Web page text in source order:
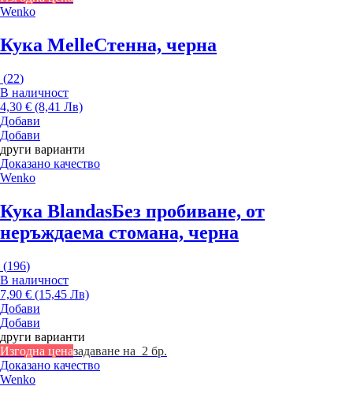
Wenko
Кука MelleСтенна, черна
(22)
В наличност
4,30 € (8,41 Лв)
Добави
Добави
други варианти
Доказано качество
Wenko
Кука BlandasБез пробиване, от
неръждаема стомана, черна
(196)
В наличност
7,90 € (15,45 Лв)
Добави
Добави
други варианти
Изгодна ценазадаване на 2 бр.
Доказано качество
Wenko